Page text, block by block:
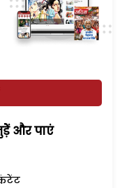
और पाएं